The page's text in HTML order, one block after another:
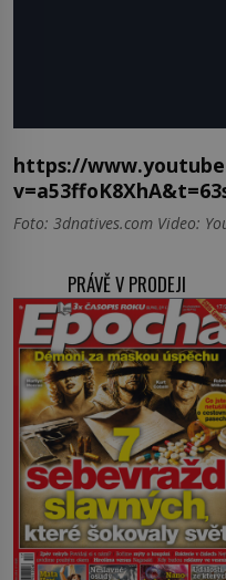
https://
Foto: 3dnatives.com Video:
PRÁVĚ V PRODEJI